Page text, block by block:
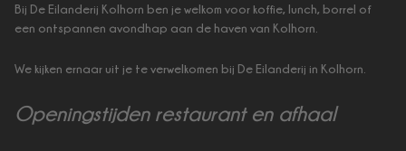
Bij De Eilanderij Kolhorn ben je welkom voor koffie, lunch, borrel of
een ontspannen avondhap aan de haven van Kolhorn.
We kijken ernaar uit je te verwelkomen bij De Eilanderij in Kolhorn.
Openingstijden restaurant en afhaal